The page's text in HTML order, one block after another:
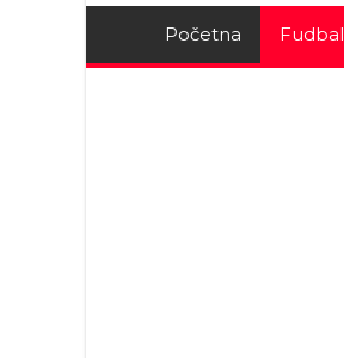
Početna Fudbal